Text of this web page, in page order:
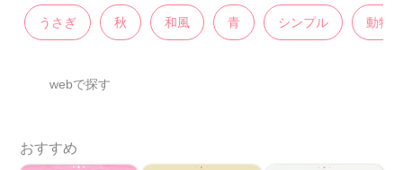
うさぎ 秋 和風 青 シンプル 動物
webで探す
おすすめ